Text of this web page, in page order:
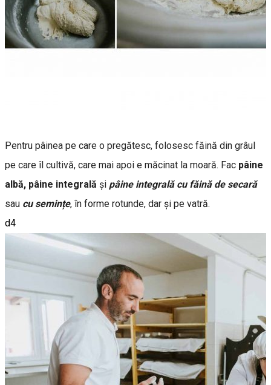
Pentru pâinea pe care o pregătesc, folosesc făină din grâul
pe care îl cultivă, care mai apoi e măcinat la moară. Fac pâine
albă, pâine integrală și pâine integrală cu făină de secară
sau cu semințe, în forme rotunde, dar și pe vatră.
d4